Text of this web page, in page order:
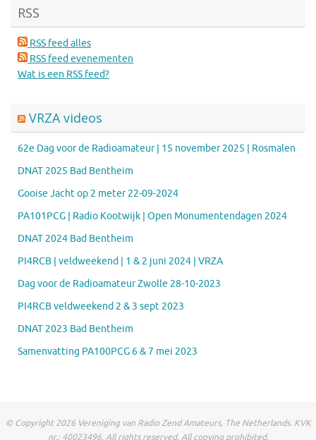
RSS
RSS feed alles
RSS feed evenementen
Wat is een RSS feed?
VRZA videos
62e Dag voor de Radioamateur | 15 november 2025 | Rosmalen
DNAT 2025 Bad Bentheim
Gooise Jacht op 2 meter 22-09-2024
PA101PCG | Radio Kootwijk | Open Monumentendagen 2024
DNAT 2024 Bad Bentheim
PI4RCB | veldweekend | 1 & 2 juni 2024 | VRZA
Dag voor de Radioamateur Zwolle 28-10-2023
PI4RCB veldweekend 2 & 3 sept 2023
DNAT 2023 Bad Bentheim
Samenvatting PA100PCG 6 & 7 mei 2023
© Copyright 2026 Vereniging van Radio Zend Amateurs, The Netherlands. KVK
nr.: 40023496. All rights reserved. All copying prohibited.